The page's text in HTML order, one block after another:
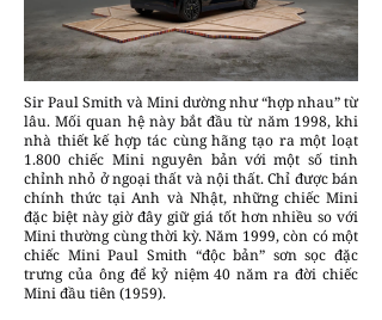
Sir Paul Smith và Mini dường như “hợp nhau” từ
lâu. Mối quan hệ này bắt đầu từ năm 1998, khi
nhà thiết kế hợp tác cùng hãng tạo ra một loạt
1.800 chiếc Mini nguyên bản với một số tinh
chỉnh nhỏ ở ngoại thất và nội thất. Chỉ được bán
chính thức tại Anh và Nhật, những chiếc Mini
đặc biệt này giờ đây giữ giá tốt hơn nhiều so với
Mini thường cùng thời kỳ. Năm 1999, còn có một
chiếc Mini Paul Smith “độc bản” sơn sọc đặc
trưng của ông để kỷ niệm 40 năm ra đời chiếc
Mini đầu tiên (1959).